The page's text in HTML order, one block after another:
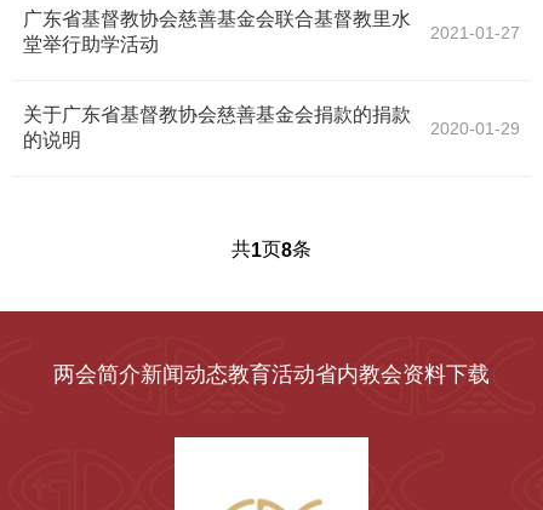
广东省基督教协会慈善基金会联合基督教里水
堂举行助学活动
2021-01-27
关于广东省基督教协会慈善基金会捐款的捐款
的说明
2020-01-29
共1页8条
两会简介新闻动态教育活动省内教会资料下载